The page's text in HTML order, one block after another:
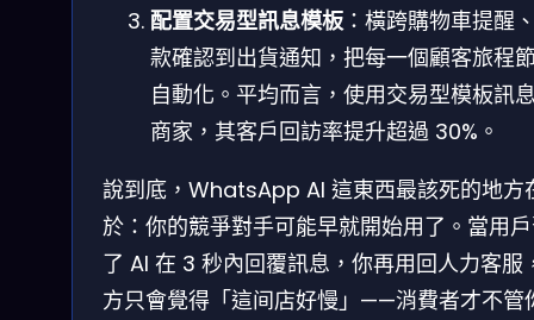
配置交易型訊息模板 ：橫跨購物車提醒
款確認到出貨通知，把每一個顧客旅程
自動化。平均而言，使用交易型模板訊
商家，其客戶回訪率提升超過 30%。
說到底，WhatsApp AI 這東西最該死的地方
於：你的競爭對手可能早就開始用了。當用
了 AI 在 3 秒內回覆訊息，你再用回人力客服
方只會覺得「這间店好慢」——消費者才不管